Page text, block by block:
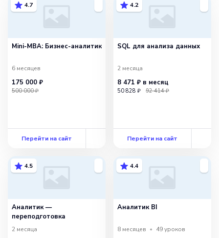
4.7
Mini-MBA: Бизнес-аналитик
6 месяцев
175 000 ₽
500 000 ₽
Перейти на сайт
4.2
SQL для анализа данных
2 месяца
8 471 ₽ в месяц
50 828 ₽ 92 414 ₽
Перейти на сайт
4.5
Аналитик —
переподготовка
2 месяца
4.4
Аналитик BI
8 месяцев 49уроков